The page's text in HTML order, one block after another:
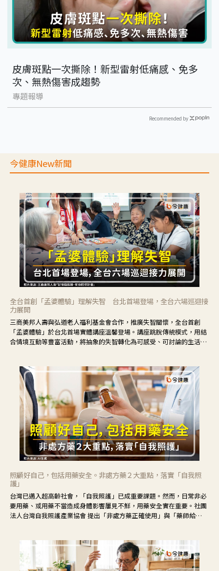
皮膚斑點一次撕除！新型雷射低痛感、免多
次、無熱傷害成趨勢
專題報導
Recommended by
今健康New新聞
全台首創「孟婆體驗」理解失智 台北首場登場，全台六場巡迴接
力展開
三商美邦人壽與弘道老人福利基金會合作，推廣失智關懷，全台首創
「孟婆體驗」於台北首場實體講座溫馨登場。講座跳脫傳統模式，用結
合情境互動等豐富活動，將抽象的失智轉化為可感受、可討論的生活情
照顧好自己，包括用藥安全。非處方藥２大重點，落實「自我照
護」
台灣已邁入超高齡社會，「自我照護」已成重要課題。然而，日常非必
要用藥、或用藥不當造成身體影響屢見不鮮，用藥安全實在重要。社團
法人台灣自我照護產業協會 提出「非處方藥正確使用」與「藥師給